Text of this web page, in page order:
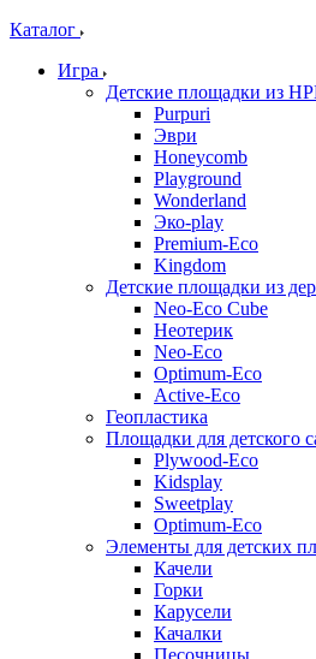
Каталог
Игра
Детские площадки из
Purpuri
Эври
Honeycomb
Playground
Wonderland
Эко-play
Premium-Eco
Kingdom
Детские площадки из
Neo-Eco Cube
Неотерик
Neo-Eco
Оptimum-Еco
Active-Eco
Геопластика
Площадки для детского
Plywood-Eco
Kidsplay
Sweetplay
Оptimum-Еco
Элементы для детских
Качели
Горки
Карусели
Качалки
Песочницы